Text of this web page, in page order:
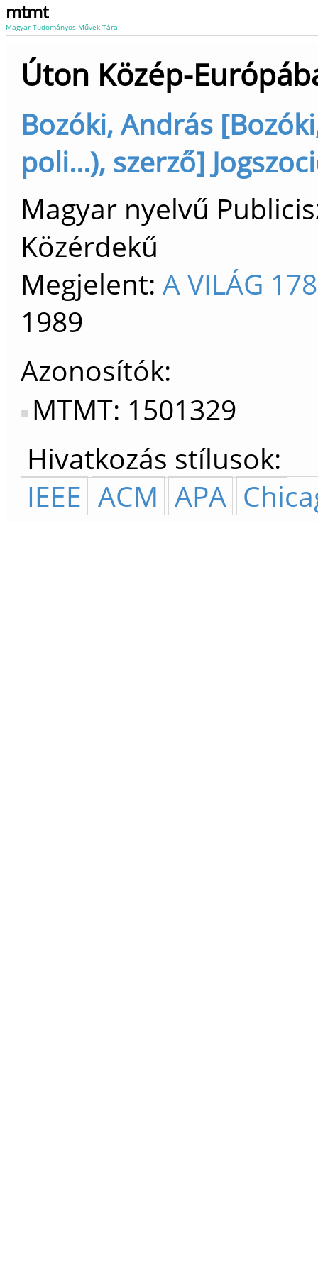
mtmt
Magyar Tudományos Művek Tára
Úton Közép-
Bozóki, András
poli...), szerző]
Magyar nyelvű
Közérdekű
Megjelent: A VILÁG
1989
Azonosítók
MTMT: 1501329
Hivatkozás stílusok:
IEEE ACM APA